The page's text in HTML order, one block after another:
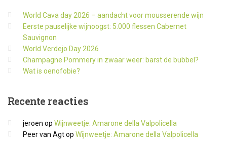
World Cava day 2026 – aandacht voor mousserende wijn
Eerste pauselijke wijnoogst: 5.000 flessen Cabernet
Sauvignon
World Verdejo Day 2026
Champagne Pommery in zwaar weer: barst de bubbel?
Wat is oenofobie?
Recente reacties
jeroen op Wijnweetje: Amarone della Valpolicella
Peer van Agtop Wijnweetje: Amarone della Valpolicella